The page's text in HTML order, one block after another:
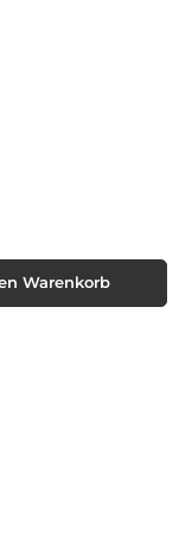
die
Warenkorb